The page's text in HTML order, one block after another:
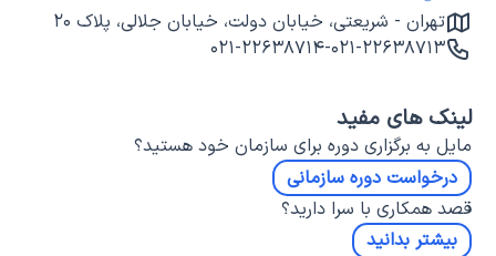
تهران - شریعتی، خیابان دولت، خیابان جلالی، پلاک ۲۰
۰۲۱-۲۲۶۳۸۷۱۳-۰۲۱-۲۲۶۳۸۷۱۴
لینک های مفید
مایل به برگزاری دوره برای سازمان خود هستید؟
درخواست دوره سازمانی
قصد همکاری با سرا دارید؟
بیشتر بدانید